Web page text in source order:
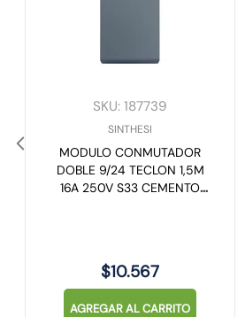
SKU:187739
SINTHESI
MODULO CONMUTADOR
DOBLE 9/24 TECLON 1,5M
16A 250V S33 CEMENTO
$10.567
AGREGAR AL CARRITO